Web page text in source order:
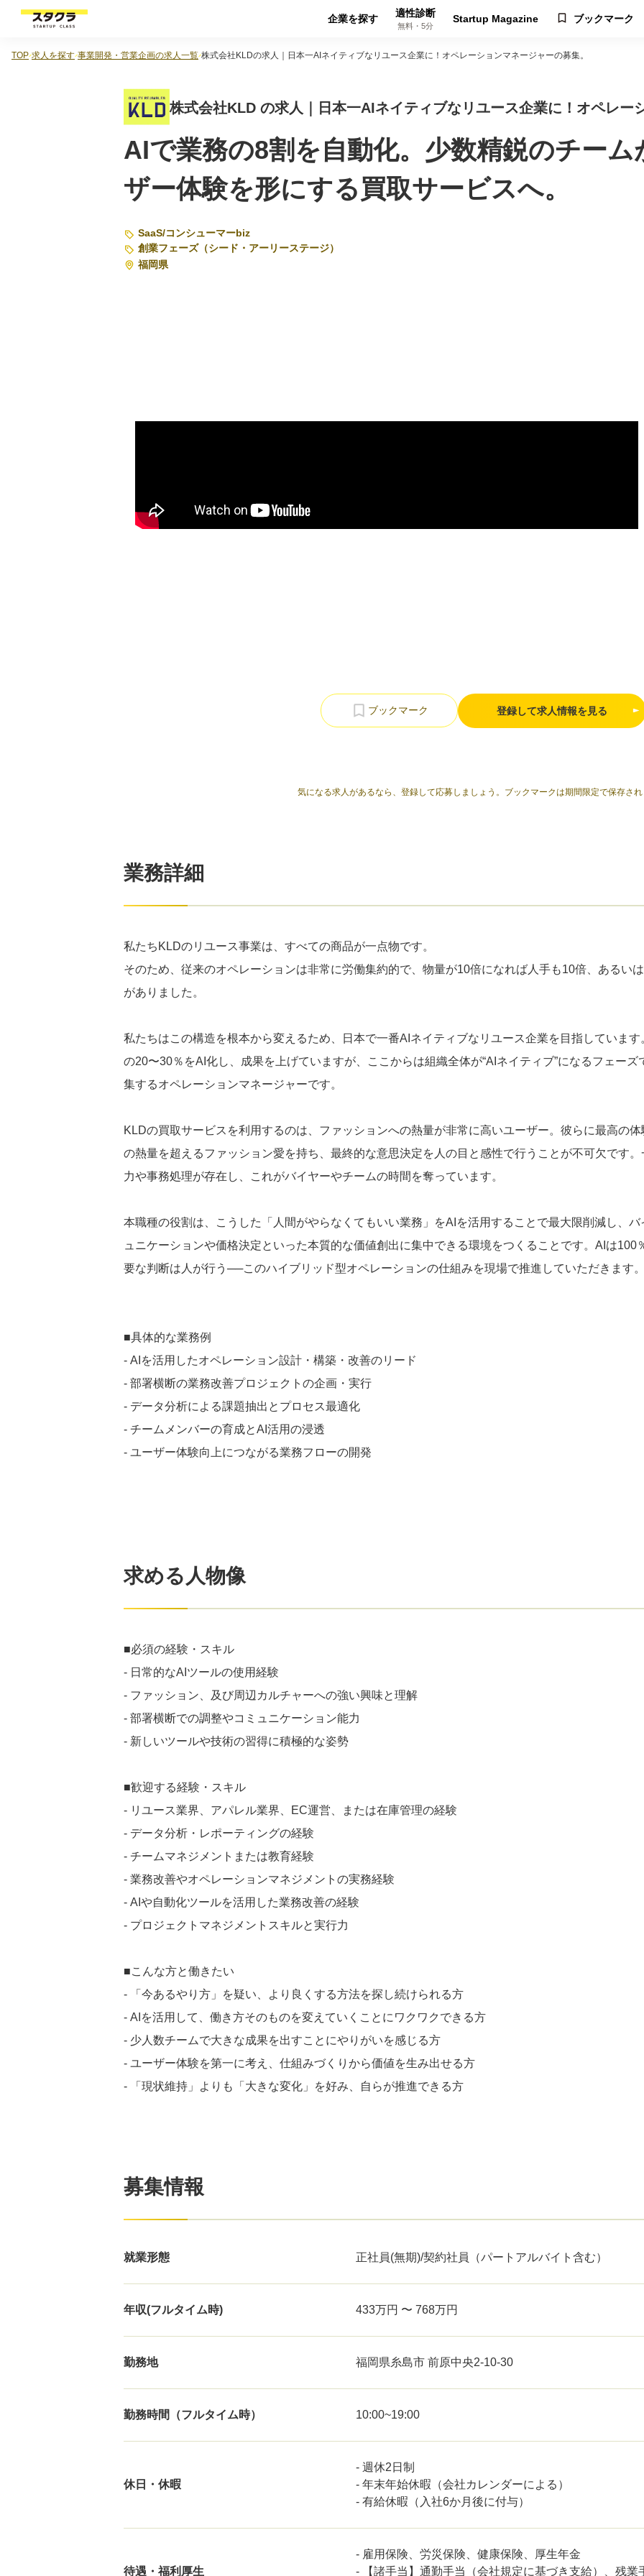
企業を探す 適性診断
無料・5分
Startup Magazine ブックマーク
TOP 求人を探す 事業開発・営業企画の求人一覧 株式会社KLDの求人｜日本一AIネイティブなリユース企業に！オペレーションマネージャーの募集。
株式会社KLD の求人｜日本一AIネイティブなリユース企業に！オペレー
AIで業務の8割を自動化。少数精鋭のチーム
ザー体験を形にする買取サービスへ。
SaaS/コンシューマーbiz
創業フェーズ（シード・アーリーステージ）
福岡県
登録して求人情報を見る
気になる求人があるなら、登録して応募しましょう。ブックマークは期間限定で保存さ
業務詳細
私たちKLDのリユース事業は、すべての商品が一点物です。
そのため、従来のオペレーションは非常に労働集約的で、物量が10倍になれば人手も10倍、あるい
がありました。
私たちはこの構造を根本から変えるため、日本で一番AIネイティブなリユース企業を目指していま
の20〜30％をAI化し、成果を上げていますが、ここからは組織全体が“AIネイティブ”になるフェー
集するオペレーションマネージャーです。
KLDの買取サービスを利用するのは、ファッションへの熱量が非常に高いユーザー。彼らに最高の
の熱量を超えるファッション愛を持ち、最終的な意思決定を人の目と感性で行うことが不可欠です
力や事務処理が存在し、これがバイヤーやチームの時間を奪っています。
本職種の役割は、こうした「人間がやらなくてもいい業務」をAIを活用することで最大限削減し、
ュニケーションや価格決定といった本質的な価値創出に集中できる環境をつくることです。AIは
要な判断は人が行う──このハイブリッド型オペレーションの仕組みを現場で推進していただきます
■具体的な業務例
- AIを活用したオペレーション設計・構築・改善のリード
- 部署横断の業務改善プロジェクトの企画・実行
- データ分析による課題抽出とプロセス最適化
- チームメンバーの育成とAI活用の浸透
- ユーザー体験向上につながる業務フローの開発
求める人物像
■必須の経験・スキル
- 日常的なAIツールの使用経験
- ファッション、及び周辺カルチャーへの強い興味と理解
- 部署横断での調整やコミュニケーション能力
- 新しいツールや技術の習得に積極的な姿勢
■歓迎する経験・スキル
- リユース業界、アパレル業界、EC運営、または在庫管理の経験
- データ分析・レポーティングの経験
- チームマネジメントまたは教育経験
- 業務改善やオペレーションマネジメントの実務経験
- AIや自動化ツールを活用した業務改善の経験
- プロジェクトマネジメントスキルと実行力
■こんな方と働きたい
- 「今あるやり方」を疑い、より良くする方法を探し続けられる方
- AIを活用して、働き方そのものを変えていくことにワクワクできる方
- 少人数チームで大きな成果を出すことにやりがいを感じる方
- ユーザー体験を第一に考え、仕組みづくりから価値を生み出せる方
- 「現状維持」よりも「大きな変化」を好み、自らが推進できる方
募集情報
就業形態 正社員(無期)/契約社員（パートアルバイト含む）
年収(フルタイム時) 433万円 〜 768万円
勤務地 福岡県糸島市 前原中央2-10-30
勤務時間（フルタイム時） 10:00~19:00
休日・休暇
- 週休2日制
- 年末年始休暇（会社カレンダーによる）
- 有給休暇（入社6か月後に付与）
待遇・福利厚生
- 雇用保険、労災保険、健康保険、厚生年金
- 【諸手当】通勤手当（会社規定に基づき支給）、残業